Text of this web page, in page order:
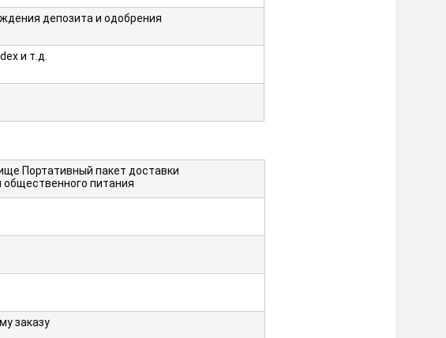
депозита и одобрения
и т.д.
Портативный пакет доставки
питания
заказу